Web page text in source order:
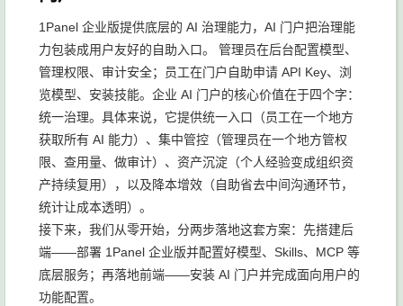
1Panel 企业版提供底层的 AI 治理能力，AI 门户把治理能
力包装成用户友好的自助入口。 管理员在后台配置模型、
管理权限、审计安全；员工在门户自助申请 API Key、浏
览模型、安装技能。企业 AI 门户的核心价值在于四个字：
统一治理。具体来说，它提供统一入口（员工在一个地方
获取所有 AI 能力）、集中管控（管理员在一个地方管权
限、查用量、做审计）、资产沉淀（个人经验变成组织资
产持续复用），以及降本增效（自助省去中间沟通环节，
统计让成本透明）。
接下来，我们从零开始，分两步落地这套方案：先搭建后
端——部署 1Panel 企业版并配置好模型、Skills、MCP 等
底层服务；再落地前端——安装 AI 门户并完成面向用户的
功能配置。